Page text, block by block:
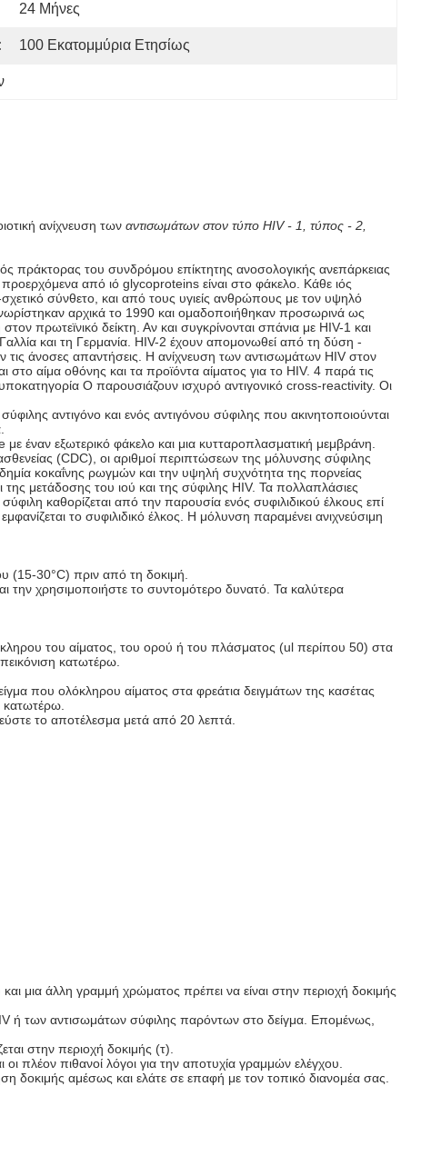
24 Μήνες
100 Εκατομμύρια Ετησίως
ανίχνευση των αντισωμάτων στον τύπο HIV - 1, τύπος - 2,
πράκτορας του συνδρόμου επίκτητης ανοσολογικής ανεπάρκειας
από ιό glycoproteins είναι στο φάκελο. Κάθε ιός
σύνθετο, και από τους υγιείς ανθρώπους με τον υψηλό
αρχικά το 1990 και ομαδοποιήθηκαν προσωρινά ως
πρωτεϊνικό δείκτη. Αν και συγκρίνονται σπάνια με HIV-1 και
και τη Γερμανία. HIV-2 έχουν απομονωθεί από τη δύση -
άνοσες απαντήσεις. Η ανίχνευση των αντισωμάτων HIV στον
στο αίμα οθόνης και τα προϊόντα αίματος για το HIV. 4 παρά τις
Ο παρουσιάζουν ισχυρό αντιγονικό cross-reactivity. Οι
αντιγόνο και ενός αντιγόνου σύφιλης που ακινητοποιούνται
έναν εξωτερικό φάκελο και μια κυτταροπλασματική μεμβράνη.
(CDC), οι αριθμοί περιπτώσεων της μόλυνσης σύφιλης
κοκαΐνης ρωγμών και την υψηλή συχνότητα της πορνείας
μετάδοσης του ιού και της σύφιλης HIV. Τα πολλαπλάσιες
καθορίζεται από την παρουσία ενός συφιλιδικού έλκους επί
το συφιλιδικό έλκος. Η μόλυνση παραμένει ανιχνεύσιμη
(15-30°C) πριν από τη δοκιμή.
την χρησιμοποιήστε το συντομότερο δυνατό. Τα καλύτερα
του αίματος, του ορού ή του πλάσματος (ul περίπου 50) στα
κατωτέρω.
που ολόκληρου αίματος στα φρεάτια δειγμάτων της κασέτας
κατωτέρω.
το αποτέλεσμα μετά από 20 λεπτά.
μια άλλη γραμμή χρώματος πρέπει να είναι στην περιοχή δοκιμής
ή των αντισωμάτων σύφιλης παρόντων στο δείγμα. Επομένως,
στην περιοχή δοκιμής (τ).
πλέον πιθανοί λόγοι για την αποτυχία γραμμών ελέγχου.
δοκιμής αμέσως και ελάτε σε επαφή με τον τοπικό διανομέα σας.